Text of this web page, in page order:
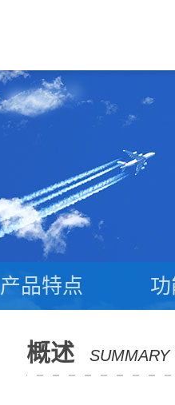
产品特点
概述 SUMMARY